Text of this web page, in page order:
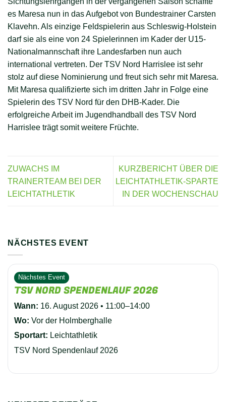
es Maresa nun in das Aufgebot von Bundestrainer Carsten
Klavehn. Als einzige Feldspielerin aus Schleswig-Holstein
darf sie als eine von 24 Spielerinnen im Kader der U15-
Nationalmannschaft ihre Landesfarben nun auch
international vertreten. Der TSV Nord Harrislee ist sehr
stolz auf diese Nominierung und freut sich sehr mit Maresa.
Mit Maresa qualifizierte sich im dritten Jahr in Folge eine
Spielerin des TSV Nord für den DHB-Kader. Die
erfolgreiche Arbeit im Jugendhandball des TSV Nord
Harrislee trägt somit weitere Früchte.
ZUWACHS IM
TRAINERTEAM BEI DER
LEICHTATHLETIK
KURZBERICHT ÜBER DIE
LEICHTATHLETIK-SPARTE
IN DER WOCHENSCHAU
NÄCHSTES EVENT
Nächstes Event
TSV NORD SPENDENLAUF 2026
Wann: 16. August 2026 • 11:00–14:00
Wo: Vor der Holmberghalle
Sportart: Leichtathletik
TSV Nord Spendenlauf 2026